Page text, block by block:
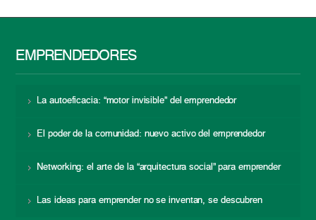
EMPRENDEDORES
La autoeficacia: “motor invisible” del emprendedor
El poder de la comunidad: nuevo activo del emprendedor
Networking: el arte de la “arquitectura social” para emprender
Las ideas para emprender no se inventan, se descubren